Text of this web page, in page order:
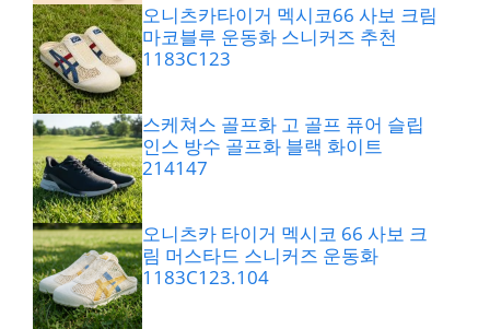
오니츠카타이거 멕시코66 사보 크림
마코블루 운동화 스니커즈 추천
1183C123
스케쳐스 골프화 고 골프 퓨어 슬립
인스 방수 골프화 블랙 화이트
214147
오니츠카 타이거 멕시코 66 사보 크
림 머스타드 스니커즈 운동화
1183C123.104